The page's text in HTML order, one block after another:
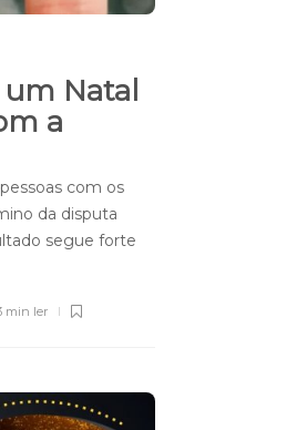
Natal
a
com os
da disputa
segue forte
min ler